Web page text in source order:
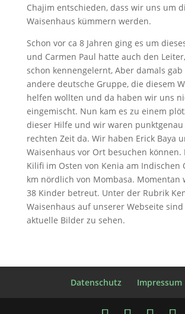
Chajim entschieden, dass wir uns um
Waisenhaus kümmern werden.
Schon vor ca 8 Jahren ging es um
und Carmen Paul hatte auch den
schon kennengelernt, Aber damals gab
andere deutsche Gruppe, die diesem
helfen wollten und da haben wir uns
eingemischt. Nun kam es zu einem
dieser Hilfe und wir waren
rechten Zeit da. Wir haben Erick Baya
Waisenhaus vor Ort besuchen können.
Kilifi im Osten von Kenia am Indischen
km nördlich von Mombasa. Momentan
38 Kinder betreut. Unter der Rubrik
Waisenhaus auf unserer Webseite
aktuelle Bilder zu sehen.
Datenschutz Impressum